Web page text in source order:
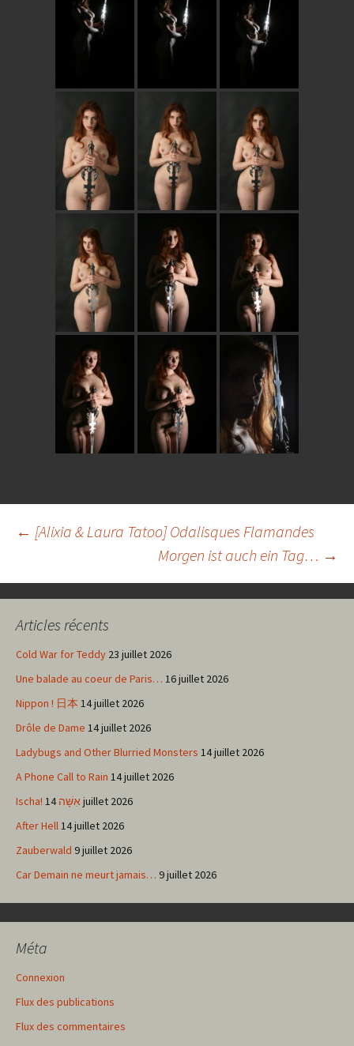
Navigation
des
articles
← [Alixia & Laura Tatoo] Odalisques Flamandes
Morgen ist auch ein Tag… →
Articles récents
Cold War for Teddy 23 juillet 2026
Une balade au coeur de Paris… 16 juillet 2026
Nippon ! 日本 14 juillet 2026
Drôle de Dame 14 juillet 2026
Ladybugs and Other Blurried Monsters 14 juillet 2026
A Phone Call to Rain 14 juillet 2026
Ischa! אִשָּׁה14 juillet 2026
After Hell14 juillet 2026
Zauberwald 9 juillet 2026
Car Demain ne meurt jamais… 9 juillet 2026
Méta
Connexion
Flux des publications
Flux des commentaires